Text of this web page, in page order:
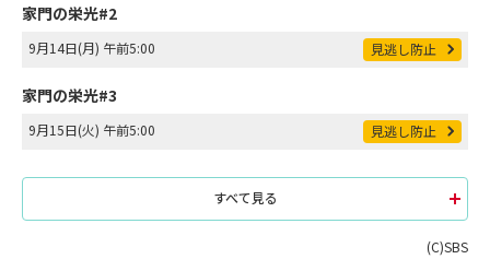
家門の栄光#2
9月14日(月) 午前5:00 見逃し防止
家門の栄光#3
9月15日(火) 午前5:00 見逃し防止
すべて見る
(C)SBS